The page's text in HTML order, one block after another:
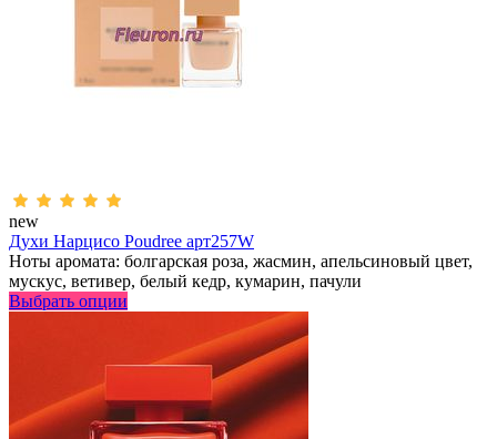
new
Духи Нарцисо Poudree арт257W
Ноты аромата: болгарская роза, жасмин, апельсиновый цвет,
мускус, ветивер, белый кедр, кумарин, пачули
Выбрать опции